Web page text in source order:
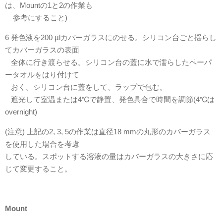
は、Mountの1と2の作業も
参考にすること)
6 発色液を200 µlカバーガラスにのせる。シリコン台ごと揺らし
てカバーガラスの表面
全体に行き渡らせる。シリコン台の蓋に水で濡らしたペーパ
ータオルをはり付けて
おく。シリコン台に蓋をして、ラップで包む。
遮光して室温または4℃で静置、発色具合で時間を調節(4℃は
overnight)
(注意) 上記の2, 3, 5の作業は直径18 mmの丸形のカバーガラス
を使用した場合を考慮
している。スポットする溶液の量はカバーガラスの大きさに応
じて変更すること。
Mount